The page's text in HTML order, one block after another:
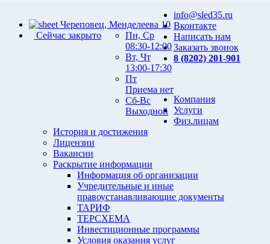
Череповец, Менделеева 10
Сейчас закрыто
Пн, Ср
08:30-12:00
Вт, Чт
13:00-17:30
Пт
Приема нет
Сб-Вс
Выходной
info@sled35.ru
Вконтакте
Написать нам
Заказать звонок
8 (8202) 201-901
Компания
История и достижения
Лицензии
Вакансии
Раскрытие информации
Информация об организации
Учредительные и иные
правоустанавливающие документы
ТАРИФ
ТЕРСХЕМА
Инвестиционные программы
Условия оказания услуг
Услуги
Физ.лицам